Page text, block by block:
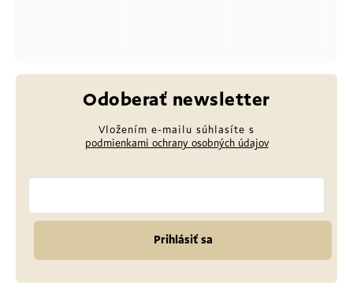
Odoberať newsletter
Vložením e-mailu súhlasíte s
podmienkami ochrany osobných údajov
Prihlásiť sa